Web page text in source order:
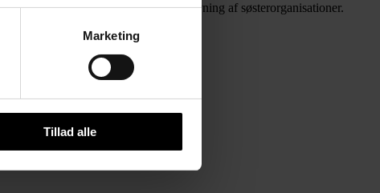
Marketing
Tillad alle
direkte støtte og strategisk rådgivning af søsterorganisationer.
fagforeninger.